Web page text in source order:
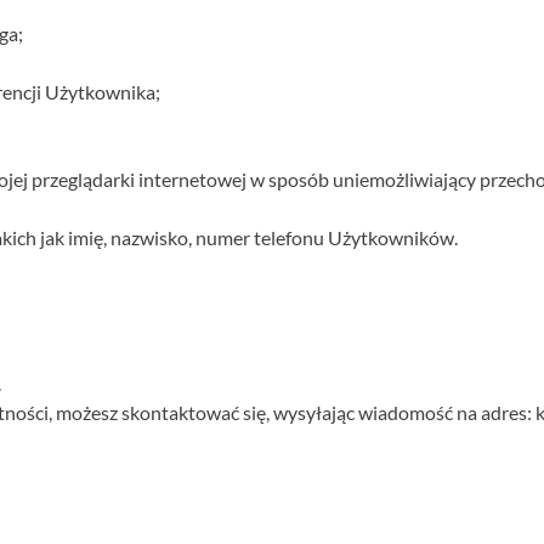
Użytkownika;
przeglądarki internetowej w sposób uniemożliwiający
jak imię, nazwisko, numer telefonu Użytkowników.
możesz skontaktować się, wysyłając wiadomość na adres: